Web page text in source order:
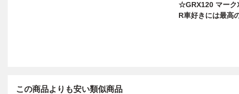
☆GRX120 マーク
R車好きには最高
この商品よりも安い類似商品